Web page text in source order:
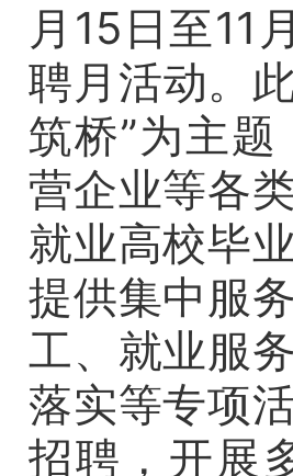
月15日至11
聘月活动。
筑桥”为主
营企业等各
就业高校毕
提供集中服
工、就业服
落实等专项
招聘，开展